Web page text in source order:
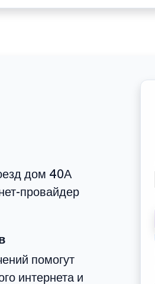
дом 40А
провайдер
помогут
интернета и